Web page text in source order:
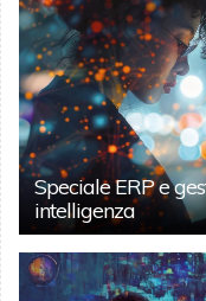
Speciale ERP e
intelligenza